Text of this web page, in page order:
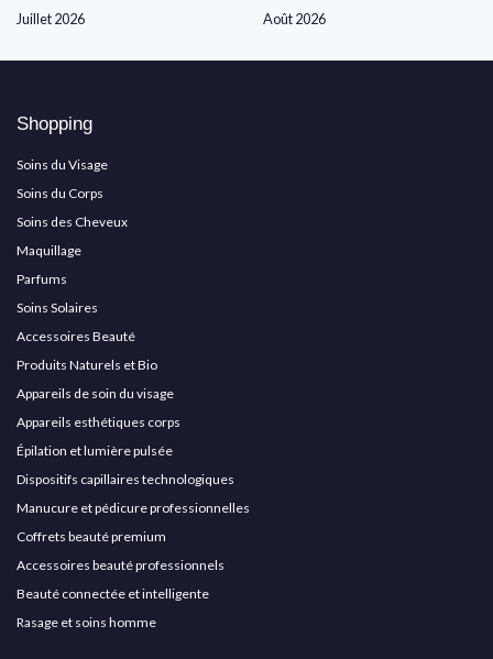
Juillet 2026
Août 2026
Shopping
Soins du Visage
Soins du Corps
Soins des Cheveux
Maquillage
Parfums
Soins Solaires
Accessoires Beauté
Produits Naturels et Bio
Appareils de soin du visage
Appareils esthétiques corps
Épilation et lumière pulsée
Dispositifs capillaires technologiques
Manucure et pédicure professionnelles
Coffrets beauté premium
Accessoires beauté professionnels
Beauté connectée et intelligente
Rasage et soins homme